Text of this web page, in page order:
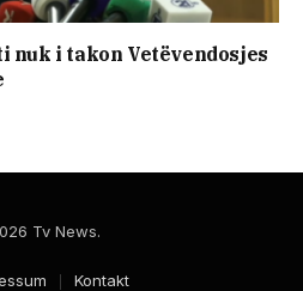
nuk i takon Vetëvendosjes
Tv News.
Kontakt